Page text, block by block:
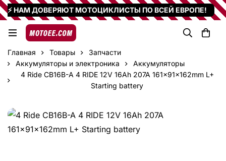
⚡ НАМ ДОВЕРЯЮТ МОТОЦИКЛИСТЫ ПО ВСЕЙ ЕВРОПЕ!
Главная Товары
Запчасти
Аккумуляторы и электроника
Аккумуляторы
4 Ride CB16B-A 4 RIDE 12V 16Ah 207A 161x91x162mm L+
Starting battery